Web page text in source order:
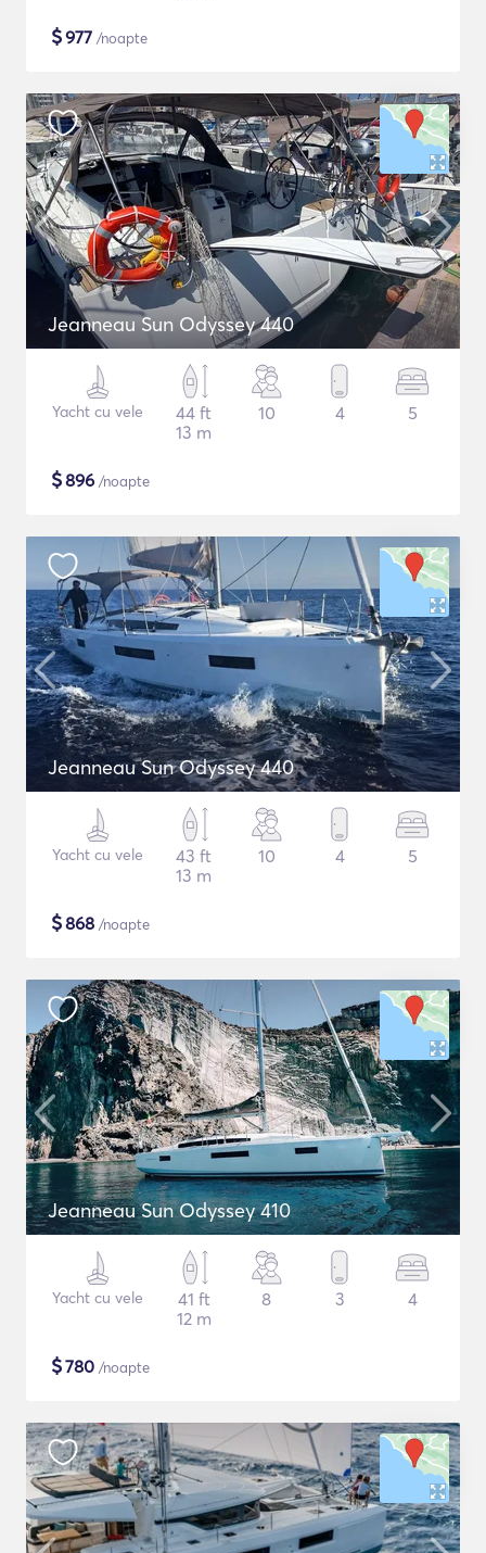
$977 /noapte
Jeanneau Sun Odyssey 440
Yacht cu vele
44 ft
13 m
10 4 5
$896 /noapte
Jeanneau Sun Odyssey 440
Yacht cu vele
43 ft
13 m
10 4 5
$868 /noapte
Jeanneau Sun Odyssey 410
Yacht cu vele
41 ft
12 m
8 3 4
$780 /noapte